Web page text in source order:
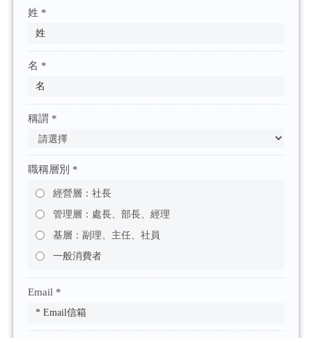
姓 *
名 *
稱謂 *
職稱層別 *
經營層：社長
管理層：處長、部長、經理
基層：副理、主任、社員
一般消費者
Email *